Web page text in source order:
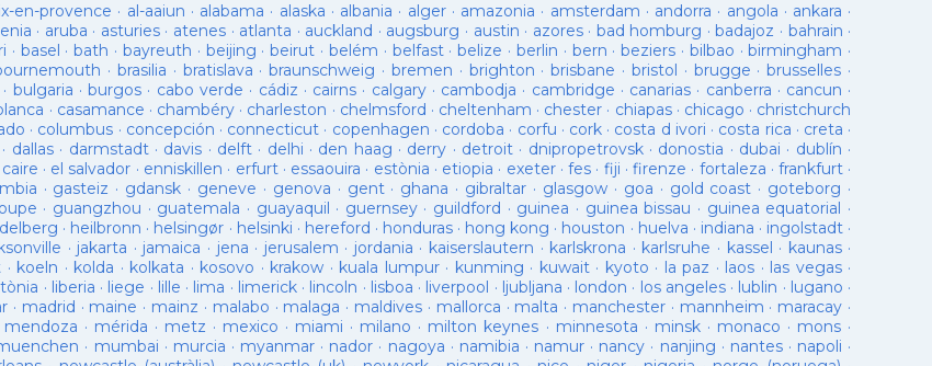
en-provence · al-aaiun · alabama · alaska · albania · alger· amazonia · amsterdam · andorra · angola · ankara ·
· aruba · asturies· atenes · atlanta · auckland · augsburg · austin · azores· bad homburg ·badajoz · bahrain ·
· basel ·bath · bayreuth · beijing ·beirut · belém · belfast·belize · berlin · bern ·beziers · bilbao ·birmingham ·
· brasilia · bratislava ·braunschweig · bremen · brighton ·brisbane · bristol · brugge ·brusselles ·
· bulgaria ·burgos · cabo verde · cádiz · cairns · calgary· cambodja · cambridge · canarias · canberra · cancun ·
· casamance · chambéry · charleston · chelmsford · cheltenham · chester · chiapas· chicago · christchurch
· columbus · concepción · connecticut · copenhagen · cordoba · corfu · cork · costa d ivori · costa rica · creta ·
· dallas· darmstadt· davis · delft· delhi · den haag · derry · detroit· dnipropetrovsk· donostia · dubai · dublín ·
· el salvador · enniskillen · erfurt· essaouira · estònia · etiopia · exeter· fes · fiji · firenze · fortaleza · frankfurt ·
· gasteiz · gdansk · geneve · genova · gent· ghana · gibraltar · glasgow· goa · gold coast · goteborg ·
· guangzhou · guatemala · guayaquil · guernsey· guildford · guinea · guinea bissau · guinea equatorial ·
· heilbronn · helsingør · helsinki · hereford · honduras· hong kong · houston · huelva · indiana · ingolstadt·
· jakarta · jamaica · jena · jerusalem · jordania · kaiserslautern · karlskrona · karlsruhe · kassel · kaunas·
· koeln · kolda · kolkata · kosovo · krakow · kuala lumpur· kunming · kuwait· kyoto · la paz · laos · las vegas·
· liberia · liege · lille · lima · limerick· lincoln · lisboa · liverpool · ljubljana · london · los angeles· lublin · lugano ·
· madrid · maine · mainz · malabo · malaga · maldives · mallorca · malta · manchester · mannheim · maracay ·
mendoza · mérida · metz · mexico · miami · milano · milton keynes · minnesota · minsk· monaco · mons ·
· mumbai · murcia · myanmar · nador · nagoya · namibia · namur · nancy · nanjing · nantes· napoli ·